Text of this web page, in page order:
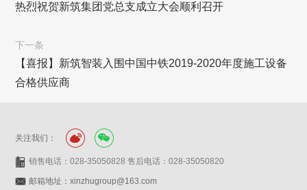
热烈祝贺新筑集团党总支成立大会顺利召开
下一条
【喜报】新筑智装入围中国中铁2019-2020年度施工设备
合格供应商
关注我们：
销售电话：028-35050828 售后电话：028-35050820
邮箱地址：xinzhugroup@163.com